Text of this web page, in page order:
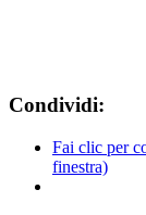
Condividi:
Fai clic per
finestra)